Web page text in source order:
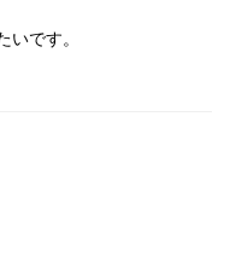
いです。